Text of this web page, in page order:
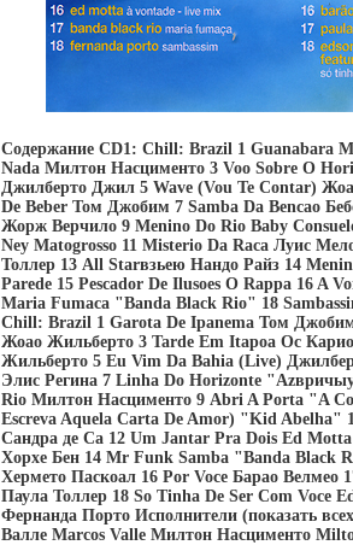
Содержание CD1: Chill: Brazil 1 Guanabara
Nada Милтон Насцименто 3 Voo Sobre O
Джилберто Джил 5 Wave (Vou Te Contar)
De Beber Том Джобим 7 Samba Da Bencao
Жорж Верчило 9 Menino Do Rio Baby
Ney Matogrosso 11 Misterio Da Raca Луис
Толлер 13 All Starвзьею Нандо Райз 14
Parede 15 Pescador De Ilusoes O Rappa 16 A
Maria Fumaca "Banda Black Rio" 18
Chill: Brazil 1 Garota De Ipanema Том
Жоао Жильберто 3 Tarde Em Itapoa Ос
Жильберто 5 Eu Vim Da Bahia (Live)
Элис Регина 7 Linha Do Horizonte
Rio Милтон Насцименто 9 Abri A Porta "A
Escreva Aquela Carta De Amor) "Kid Abelha"
Сандра де Са 12 Um Jantar Pra Dois Ed
Хорхе Бен 14 Mr Funk Samba "Banda Black
Хермето Паскоал 16 Por Voce Барао Велмео
Паула Толлер 18 So Tinha De Ser Com Voce
Фернанда Порто Исполнители (показать
Валле Marcos Valle Милтон Насцименто